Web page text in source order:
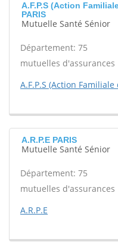
A.F.P.S (Action
PARIS
Mutuelle Santé Sénior
Département: 75
mutuelles d'assurances
A.F.P.S (Action
A.R.P.E PARIS
Mutuelle Santé Sénior
Département: 75
mutuelles d'assurances
A.R.P.E